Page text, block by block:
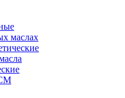
маслах